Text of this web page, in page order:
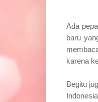
Ada
baru
karena
Begitu